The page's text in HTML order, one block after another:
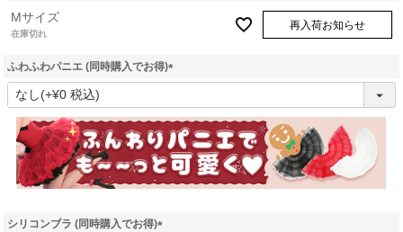
Mサイズ
在庫切れ
再入荷お知らせ
ふわふわパニエ (同時購入でお得)
(
須
)
シリコンブラ (同時購入でお得)